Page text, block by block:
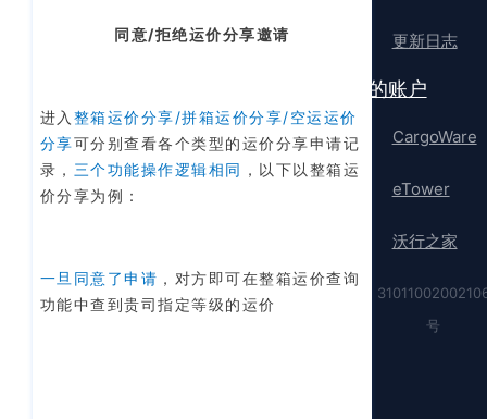
同意/拒绝运价分享邀请
进入 整箱运价分享/拼箱运价分享/空运运价
分享可分别查看各个类型的运价分享申请记
录， 三个功能操作逻辑相同 ，以下以整箱运
价分享为例：
一旦同意了申请 ，对方即可在整箱运价查询
功能中查到贵司指定等级的运价
更新日志
我的账户
CargoWare
eTower
沃行之家
号